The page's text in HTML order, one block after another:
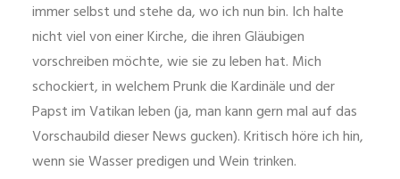
immer selbst und stehe da, wo ich nun bin. Ich halte
nicht viel von einer Kirche, die ihren Gläubigen
vorschreiben möchte, wie sie zu leben hat. Mich
schockiert, in welchem Prunk die Kardinäle und der
Papst im Vatikan leben (ja, man kann gern mal auf das
Vorschaubild dieser News gucken). Kritisch höre ich hin,
wenn sie Wasser predigen und Wein trinken.